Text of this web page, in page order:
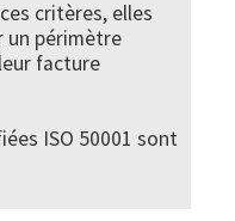
critères, elles
un périmètre
facture
ISO 50001 sont